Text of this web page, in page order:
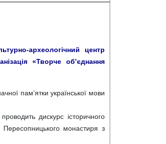
археологічний центр
«Творче об’єднання
пам’ятки української мови
дискурс історичного
Пересопницького монастиря з